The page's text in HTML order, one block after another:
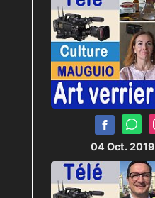
04 Oct. 2019